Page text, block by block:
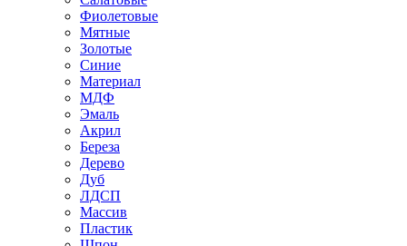
Фиолетовые
Мятные
Золотые
Синие
Материал
МДФ
Эмаль
Акрил
Береза
Дерево
Дуб
ЛДСП
Массив
Пластик